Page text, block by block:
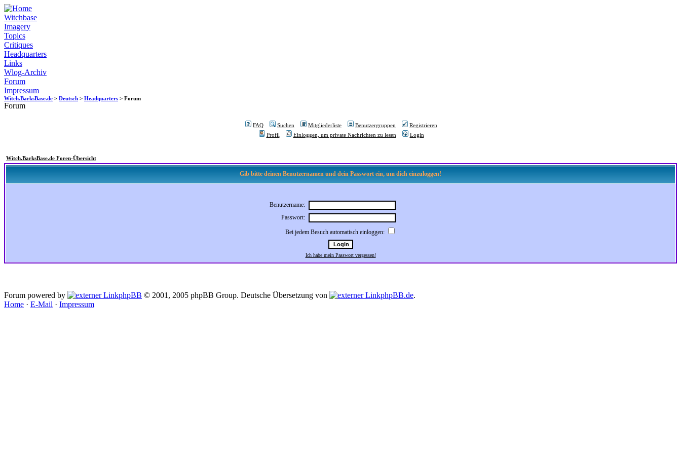
Witchbase
Imagery
Topics
Critiques
Headquarters
Links
Wlog-Archiv
Forum
Impressum
Witch.BarksBase.de > Deutsch > Headquarters > Forum
Forum
FAQ Suchen Mitgliederliste Benutzergruppen
Registrieren
Profil
Einloggen, um private Nachrichten zu lesen Login
Witch.BarksBase.de Foren-Übersicht
Gib bitte deinen Benutzernamen und dein Passwort ein, um dich einzuloggen!
Benutzername:
Passwort:
Bei jedem Besuch automatisch einloggen:
Ich habe mein Passwort vergessen!
Forum powered by phpBB © 2001, 2005 phpBB Group. Deutsche Übersetzung von phpBB.de.
Home · E-Mail · Impressum